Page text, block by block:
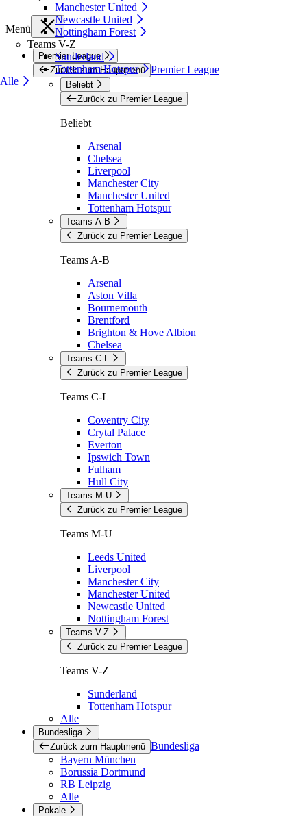
Manchester United
Newcastle United
Nottingham Forest
Teams V-Z
Sunderland
Tottenham Hotspur
Alle
Menü
Premier League
Zurück zum Hauptmenü Premier League
Beliebt
Zurück zu Premier League
Beliebt
Arsenal
Chelsea
Liverpool
Manchester City
Manchester United
Tottenham Hotspur
Teams A-B
Zurück zu Premier League
Teams A-B
Arsenal
Aston Villa
Bournemouth
Brentford
Brighton & Hove Albion
Chelsea
Teams C-L
Zurück zu Premier League
Teams C-L
Coventry City
Crytal Palace
Everton
Ipswich Town
Fulham
Hull City
Teams M-U
Zurück zu Premier League
Teams M-U
Leeds United
Liverpool
Manchester City
Manchester United
Newcastle United
Nottingham Forest
Teams V-Z
Zurück zu Premier League
Teams V-Z
Sunderland
Tottenham Hotspur
Alle
Bundesliga
Zurück zum Hauptmenü Bundesliga
Bayern München
Borussia Dortmund
RB Leipzig
Alle
Pokale